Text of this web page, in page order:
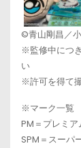
©青山剛昌／
※監修中につ
い
※許可を得て
※マーク一覧
PM＝プレミア
SPM＝スーパ